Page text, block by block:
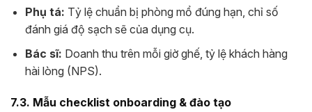
Phụ tá: Tỷ lệ chuẩn bị phòng mổ đúng hạn, chỉ số
đánh giá độ sạch sẽ của dụng cụ.
Bác sĩ: Doanh thu trên mỗi giờ ghế, tỷ lệ khách hàng
hài lòng (NPS).
7.3. Mẫu checklist onboarding & đào tạo